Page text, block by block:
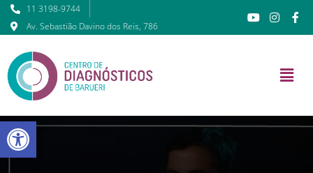
11 3198-9744
Av. Sebastião Davino dos Reis, 786
Barra de Ferramentas